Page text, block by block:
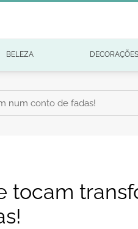
BELEZA
num conto de fadas!
tocam